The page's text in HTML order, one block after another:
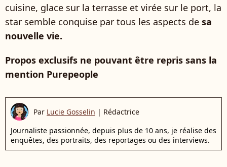
cuisine, glace sur la terrasse et virée sur le port, la
star semble conquise par tous les aspects de sa
nouvelle vie.
Propos exclusifs ne pouvant être repris sans la
mention Purepeople
Par Lucie Gosselin | Rédactrice
Journaliste passionnée, depuis plus de 10 ans, je réalise des
enquêtes, des portraits, des reportages ou des interviews.